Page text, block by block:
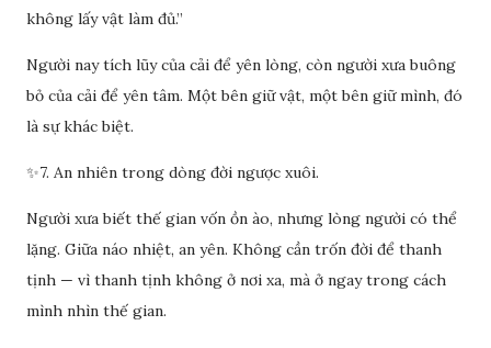
không lấy vật làm đủ.”
Người nay tích lũy của cải để yên lòng, còn người xưa buông
bỏ của cải để yên tâm. Một bên giữ vật, một bên giữ mình, đó
là sự khác biệt.
✨7. An nhiên trong dòng đời ngược xuôi.
Người xưa biết thế gian vốn ồn ào, nhưng lòng người có thể
lặng. Giữa náo nhiệt, an yên. Không cần trốn đời để thanh
tịnh — vì thanh tịnh không ở nơi xa, mà ở ngay trong cách
mình nhìn thế gian.